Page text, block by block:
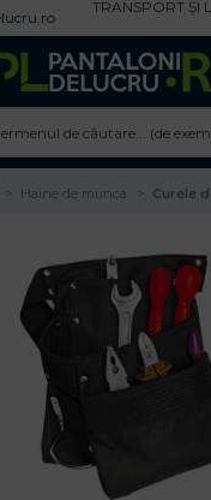
TRANSPORT ȘI
Haine de munca Curele